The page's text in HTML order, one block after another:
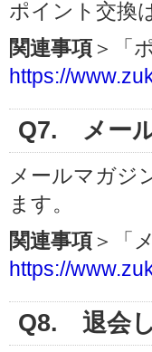
ポイント交換
関連事項 ＞「
https://
Q7. メー
メールマガジ
ます。
関連事項 ＞「
https://
Q8. 退会